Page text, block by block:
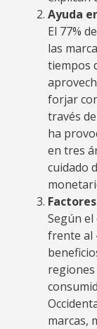
Ayuda
El 77%
las
tiempos
forjar
través
ha
en tres
cuidado
Según
frente al
marcas,